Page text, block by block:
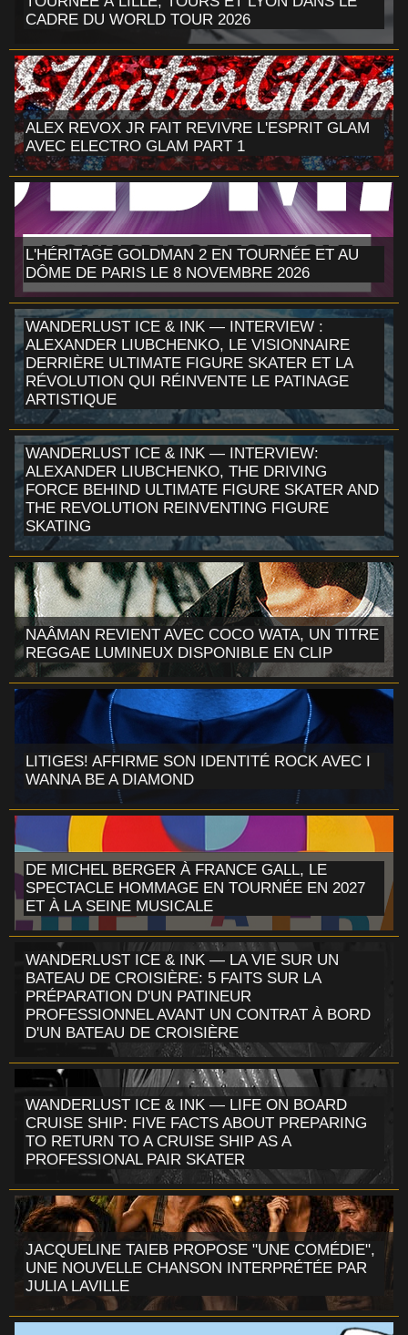
CADRE DU WORLD TOUR 2026
ALEX REVOX JR FAIT REVIVRE L'ESPRIT GLAM
AVEC ELECTRO GLAM PART 1
L'HÉRITAGE GOLDMAN 2 EN TOURNÉE ET AU
DÔME DE PARIS LE 8 NOVEMBRE 2026
WANDERLUST ICE & INK — INTERVIEW :
ALEXANDER LIUBCHENKO, LE VISIONNAIRE
DERRIÈRE ULTIMATE FIGURE SKATER ET LA
RÉVOLUTION QUI RÉINVENTE LE PATINAGE
ARTISTIQUE
WANDERLUST ICE & INK — INTERVIEW:
ALEXANDER LIUBCHENKO, THE DRIVING
FORCE BEHIND ULTIMATE FIGURE SKATER AND
THE REVOLUTION REINVENTING FIGURE
SKATING
NAÂMAN REVIENT AVEC COCO WATA, UN TITRE
REGGAE LUMINEUX DISPONIBLE EN CLIP
LITIGES! AFFIRME SON IDENTITÉ ROCK AVEC I
WANNA BE A DIAMOND
DE MICHEL BERGER À FRANCE GALL, LE
SPECTACLE HOMMAGE EN TOURNÉE EN 2027
ET À LA SEINE MUSICALE
WANDERLUST ICE & INK — LA VIE SUR UN
BATEAU DE CROISIÈRE: 5 FAITS SUR LA
PRÉPARATION D'UN PATINEUR
PROFESSIONNEL AVANT UN CONTRAT À BORD
D'UN BATEAU DE CROISIÈRE
WANDERLUST ICE & INK — LIFE ON BOARD
CRUISE SHIP: FIVE FACTS ABOUT PREPARING
TO RETURN TO A CRUISE SHIP AS A
PROFESSIONAL PAIR SKATER
JACQUELINE TAIEB PROPOSE "UNE COMÉDIE",
UNE NOUVELLE CHANSON INTERPRÉTÉE PAR
JULIA LAVILLE